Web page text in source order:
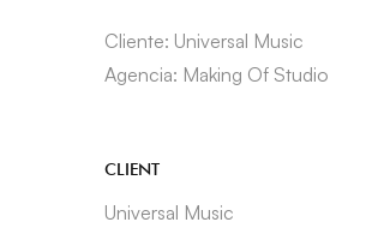
Cliente: Universal Music
Agencia: Making Of Studio
CLIENT
Universal Music